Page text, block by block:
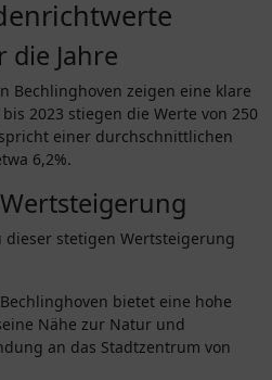
die Jahre
Bechlinghoven zeigen eine klare
2023 stiegen die Werte von 250
einer durchschnittlichen
6,2%.
dieser stetigen Wertsteigerung
bietet eine hohe
Nähe zur Natur und
an das Stadtzentrum von